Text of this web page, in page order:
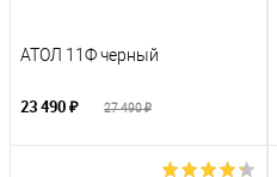
АТОЛ 11Ф черный
23 490 ₽ 27 490 ₽